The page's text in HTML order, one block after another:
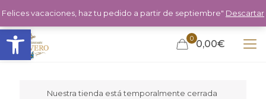
Abrir barra de herramientas 0 0,00€
Nuestra tienda está temporalmente cerrada
Felices vacaciones, haz tu pedido a partir de septiembre" Descartar